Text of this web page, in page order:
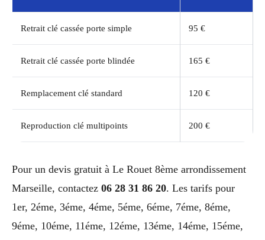
Retrait clé cassée porte simple 95 €
Retrait clé cassée porte blindée 165 €
Remplacement clé standard 120 €
Reproduction clé multipoints 200 €
Pour un devis gratuit à Le Rouet 8ème arrondissement
Marseille, contactez 06 28 31 86 20. Les tarifs pour
1er, 2éme, 3éme, 4éme, 5éme, 6éme, 7éme, 8éme,
9éme, 10éme, 11éme, 12éme, 13éme, 14éme, 15éme,